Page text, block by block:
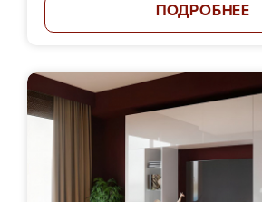
ПОДРОБНЕЕ